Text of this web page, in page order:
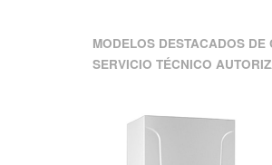
MODELOS DESTACADOS
SERVICIO TÉCNICO